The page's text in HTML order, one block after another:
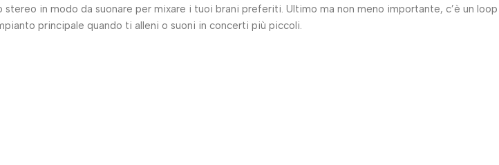
in modo da suonare per mixare i tuoi brani preferiti. Ultimo ma non meno importante, c’è un loop
principale quando ti alleni o suoni in concerti più piccoli.